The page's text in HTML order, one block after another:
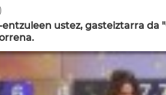
ustez, gasteiztarra da